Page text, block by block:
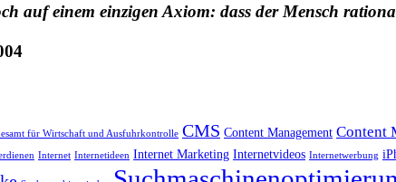
auf einem einzigen Axiom: dass der Mensch
für Wirtschaft und Ausfuhrkontrolle CMS Content Management Content
Internet Internetideen Internet Marketing Internetvideos Internetwerbung